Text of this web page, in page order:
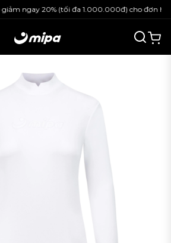
20% (tối đa 1.000.000đ) cho đơn hàng